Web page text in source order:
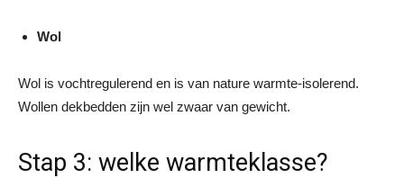
Wol
Wol is vochtregulerend en is van nature warmte-isolerend.
Wollen dekbedden zijn wel zwaar van gewicht.
Stap 3: welke warmteklasse?